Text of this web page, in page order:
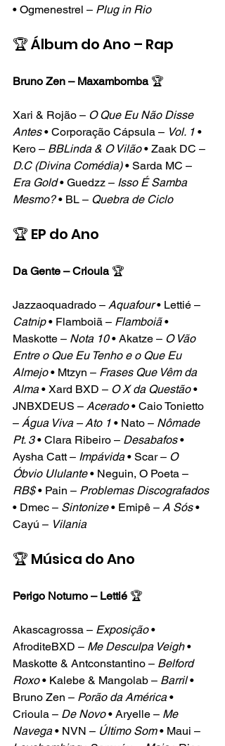
• Ogmenestrel – Plug in Rio
🏆 Álbum do Ano – Rap
Bruno Zen – Maxambomba 🏆
Xari & Rojão – O Que Eu Não Disse
Antes • Corporação Cápsula – Vol. 1 •
Kero – BBLinda & O Vilão • Zaak DC –
D.C (Divina Comédia) • Sarda MC –
Era Gold • Guedzz – Isso É Samba
Mesmo? • BL – Quebra de Ciclo
🏆 EP do Ano
Da Gente – Crioula 🏆
Jazzaoquadrado – Aquafour • Lettié –
Catnip • Flamboiã – Flamboiã •
Maskotte – Nota 10 • Akatze – O Vão
Entre o Que Eu Tenho e o Que Eu
Almejo • Mtzyn – Frases Que Vêm da
Alma • Xard BXD – O X da Questão •
JNBXDEUS – Acerado • Caio Tonietto
– Água Viva – Ato 1 • Nato – Nômade
Pt. 3 • Clara Ribeiro – Desabafos •
Aysha Catt – Impávida • Scar – O
Óbvio Ululante • Neguin, O Poeta –
RB$ • Pain – Problemas Discografados
• Dmec – Sintonize • Emipê – A Sós •
Cayú – Vilania
🏆 Música do Ano
Perigo Noturno – Lettié 🏆
Akascagrossa – Exposição •
AfroditeBXD – Me Desculpa Veigh •
Maskotte & Antconstantino – Belford
Roxo • Kalebe & Mangolab – Barril •
Bruno Zen – Porão da América •
Crioula – De Novo • Aryelle – Me
Navega • NVN – Último Som • Maui –